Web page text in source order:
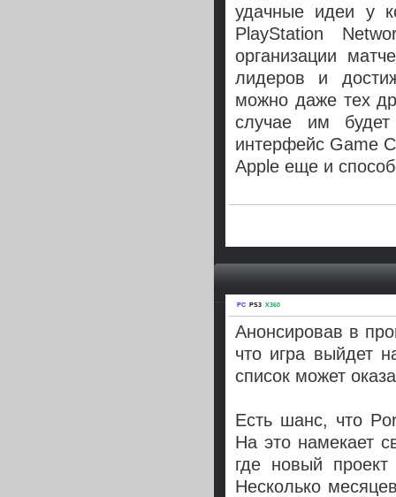
удачные идеи у
PlayStation
организации
лидеров и
можно даже тех
случае им
интерфейс Game
Apple еще и
PC PS3 X360
Анонсировав в
что игра выйдет
список может
Есть шанс, что
На это намекает
где новый
Несколько